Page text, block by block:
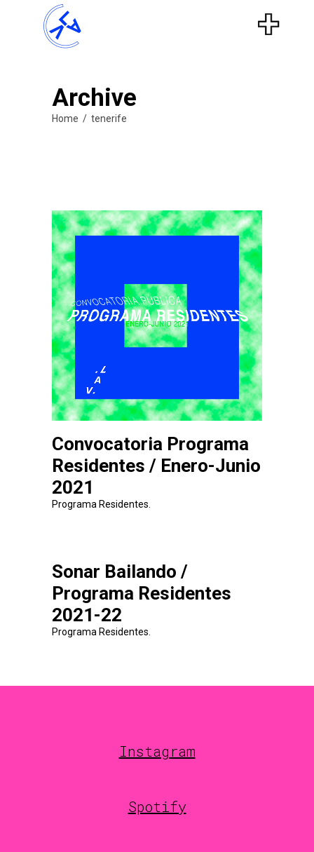
Archive
Home / tenerife
Convocatoria Programa
Residentes / Enero-Junio
2021
Programa Residentes.
Sonar Bailando /
Programa Residentes
2021-22
Programa Residentes.
Instagram
Spotify